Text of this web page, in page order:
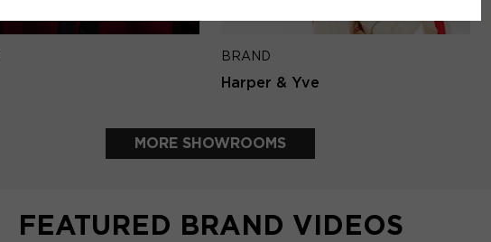
BRAND
Harper & Yve
MORE SHOWROOMS
FEATURED BRAND VIDEOS